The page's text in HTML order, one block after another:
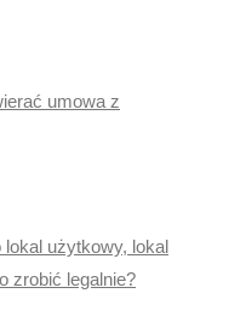
umowa z
lokal użytkowy, lokal
zrobić legalnie?